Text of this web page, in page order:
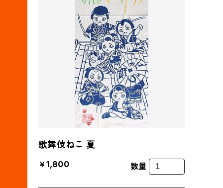
歌舞伎ねこ 夏
￥1,800 数量